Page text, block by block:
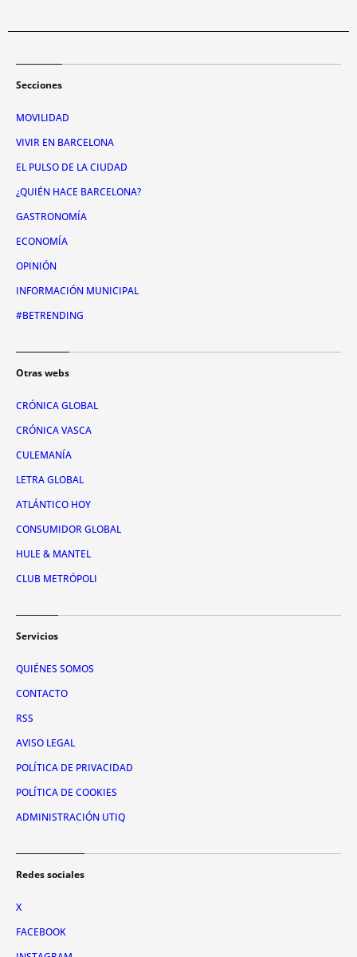
Secciones
MOVILIDAD
VIVIR EN BARCELONA
EL PULSO DE LA CIUDAD
¿QUIÉN HACE BARCELONA?
GASTRONOMÍA
ECONOMÍA
OPINIÓN
INFORMACIÓN MUNICIPAL
#BETRENDING
Otras webs
CRÓNICA GLOBAL
CRÓNICA VASCA
CULEMANÍA
LETRA GLOBAL
ATLÁNTICO HOY
CONSUMIDOR GLOBAL
HULE & MANTEL
CLUB METRÓPOLI
Servicios
QUIÉNES SOMOS
CONTACTO
RSS
AVISO LEGAL
POLÍTICA DE PRIVACIDAD
POLÍTICA DE COOKIES
ADMINISTRACIÓN UTIQ
Redes sociales
X
FACEBOOK